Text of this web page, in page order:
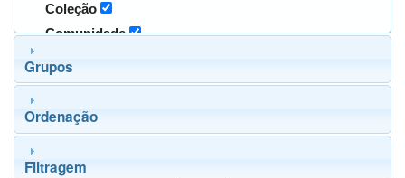
Coleção
Comunidade
Grupos
Ordenação
Filtragem